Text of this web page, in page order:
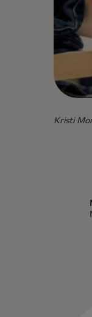
Kristi